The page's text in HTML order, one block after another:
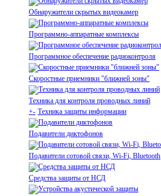
Обнаружители скрытых видеокамер
Программно-аппаратные комплексы
Программное обеспечение радиоконтроля
Скоростные приемники "ближней зоны"
Техника для контроля проводных линий
+- Техника защиты информации
Подавители диктофонов
Подавители сотовой связи, Wi-Fi, Bluetooth
Средства защиты от НСД